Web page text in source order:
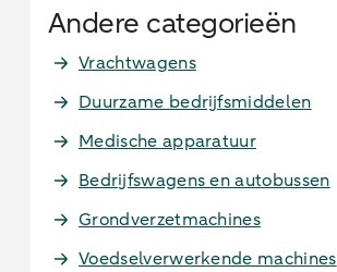
Andere categorieën
Vrachtwagens
Duurzame bedrijfsmiddelen
Medische apparatuur
Bedrijfswagens en autobussen
Grondverzetmachines
Voedselverwerkende machines